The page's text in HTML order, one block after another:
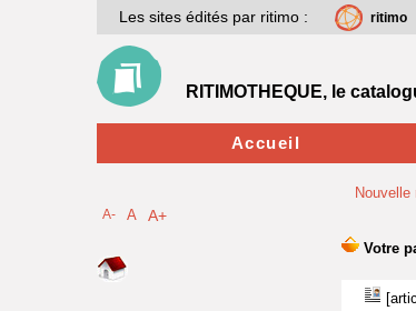
Nouvelle
Les sites édités par ritimo : ritimo
RITIMOTHEQUE, le
Accueil
A- A A+